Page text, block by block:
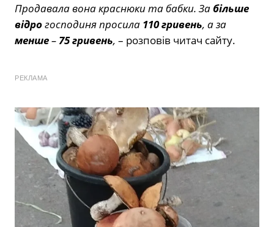
Продавала вона краснюки та бабки. За більше
відрогосподиня просила 110 гривень, а за
менше–75 гривень, – розповів читач сайту.
РЕКЛАМА